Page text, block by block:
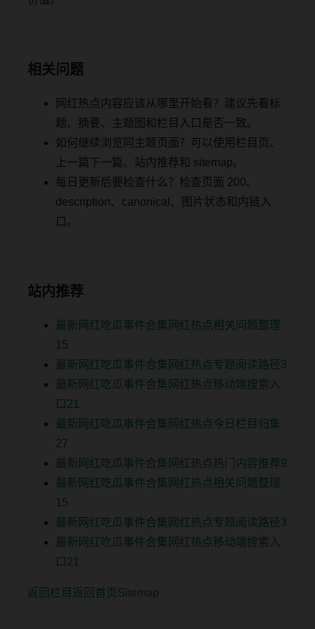
相关问题
网红热点内容应该从哪里开始看？建议先看标
题、摘要、主题图和栏目入口是否一致。
如何继续浏览同主题页面？可以使用栏目页、
上一篇下一篇、站内推荐和 sitemap。
每日更新后要检查什么？检查页面 200、
description、canonical、图片状态和内链入
口。
站内推荐
最新网红吃瓜事件合集网红热点相关问题整理
15
最新网红吃瓜事件合集网红热点专题阅读路径3
最新网红吃瓜事件合集网红热点移动端搜索入
口21
最新网红吃瓜事件合集网红热点今日栏目归集
27
最新网红吃瓜事件合集网红热点热门内容推荐9
最新网红吃瓜事件合集网红热点相关问题整理
15
最新网红吃瓜事件合集网红热点专题阅读路径3
最新网红吃瓜事件合集网红热点移动端搜索入
口21
返回栏目 返回首页 Sitemap